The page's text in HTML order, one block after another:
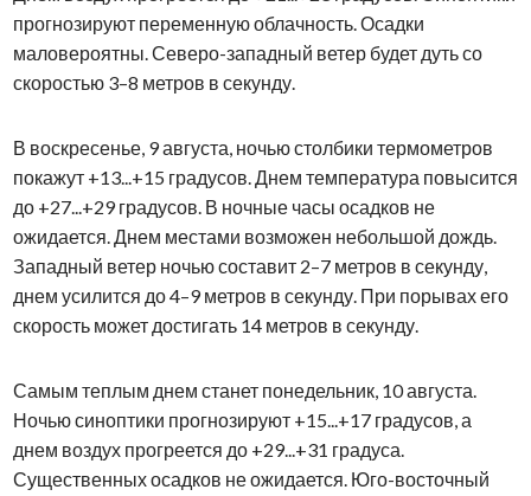
прогнозируют переменную облачность. Осадки
маловероятны. Северо-западный ветер будет дуть со
скоростью 3–8 метров в секунду.
В воскресенье, 9 августа, ночью столбики термометров
покажут +13...+15 градусов. Днем температура повысится
до +27...+29 градусов. В ночные часы осадков не
ожидается. Днем местами возможен небольшой дождь.
Западный ветер ночью составит 2–7 метров в секунду,
днем усилится до 4–9 метров в секунду. При порывах его
скорость может достигать 14 метров в секунду.
Самым теплым днем станет понедельник, 10 августа.
Ночью синоптики прогнозируют +15...+17 градусов, а
днем воздух прогреется до +29...+31 градуса.
Существенных осадков не ожидается. Юго-восточный